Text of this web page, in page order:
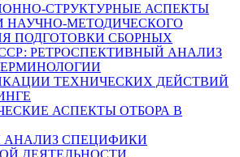
СТРУКТУРНЫЕ АСПЕКТЫ
НАУЧНО-МЕТОДИЧЕСКОГО
ПОДГОТОВКИ СБОРНЫХ
РЕТРОСПЕКТИВНЫЙ АНАЛИЗ
ТЕХНИЧЕСКИХ ДЕЙСТВИЙ
АСПЕКТЫ ОТБОРА В
СПЕЦИФИКИ
ДЕЯТЕЛЬНОСТИ